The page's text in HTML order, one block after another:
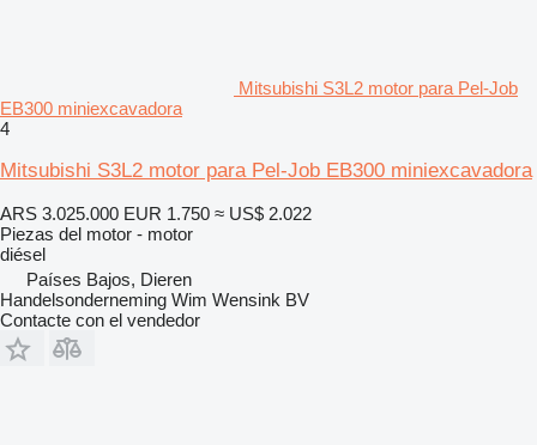
Mitsubishi S3L2 motor para Pel-Job
EB300 miniexcavadora
4
Mitsubishi S3L2 motor para Pel-Job EB300 miniexcavadora
ARS 3.025.000 EUR 1.750 ≈ US$ 2.022
Piezas del motor - motor
diésel
Países Bajos, Dieren
Handelsonderneming Wim Wensink BV
Contacte con el vendedor